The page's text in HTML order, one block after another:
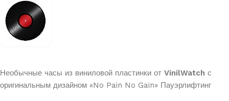
Необычные часы из виниловой пластинки от VinilWatch с
оригинальным дизайном «No Pain No Gain» Пауэрлифтинг